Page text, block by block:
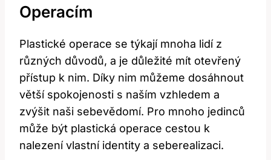
Operacím
Plastické operace​ se týkají mnoha lidí z
různých důvodů, ‍a⁢ je důležité ​mít otevřený
‌přístup ⁤k nim. Díky ⁤nim můžeme ⁣dosáhnout​
větší​ spokojenosti s ⁢naším vzhledem a​
zvýšit naši ⁤sebevědomí. Pro mnoho⁣ jedinců ​
může ⁢být plastická operace cestou k‌
nalezení vlastní identity a seberealizaci.